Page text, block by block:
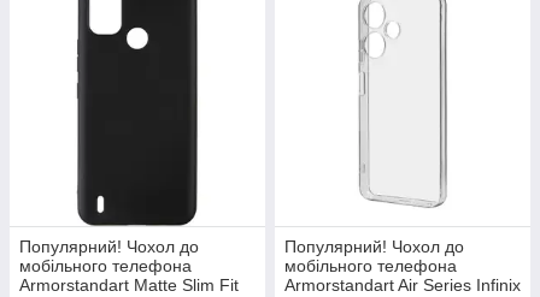
Популярний! Чохол до
мобільного телефона
Armorstandart Matte Slim Fit
Популярний! Чохол до
мобільного телефона
Armorstandart Air Series Infinix